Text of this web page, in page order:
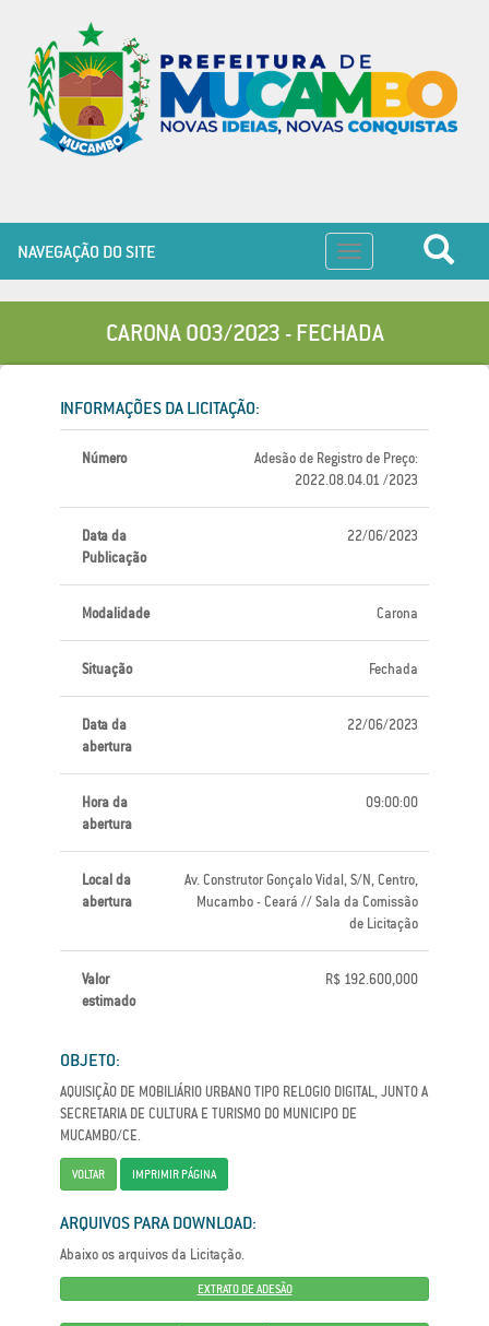
Toggle
navigation
NAVEGAÇÃO DO SITE
CARONA 003/2023 - FECHADA
INFORMAÇÕES DA LICITAÇÃO:
Número
Adesão de Registro de Preço:
2022.08.04.01 /2023
Data da
Publicação
22/06/2023
Modalidade Carona
Situação Fechada
Data da
abertura
22/06/2023
Hora da
abertura
09:00:00
Local da
abertura
Av. Construtor Gonçalo Vidal, S/N, Centro,
Mucambo - Ceará // Sala da Comissão
de Licitação
Valor
estimado
R$ 192.600,000
OBJETO:
AQUISIÇÃO DE MOBILIÁRIO URBANO TIPO RELOGIO DIGITAL, JUNTO A
SECRETARIA DE CULTURA E TURISMO DO MUNICIPO DE
MUCAMBO/CE.
VOLTAR IMPRIMIR PÁGINA
ARQUIVOS PARA DOWNLOAD:
Abaixo os arquivos da Licitação.
EXTRATO DE ADESÃO